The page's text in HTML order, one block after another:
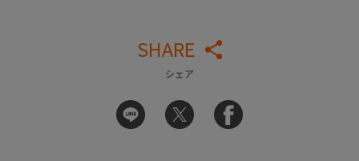
SHARE
シェア